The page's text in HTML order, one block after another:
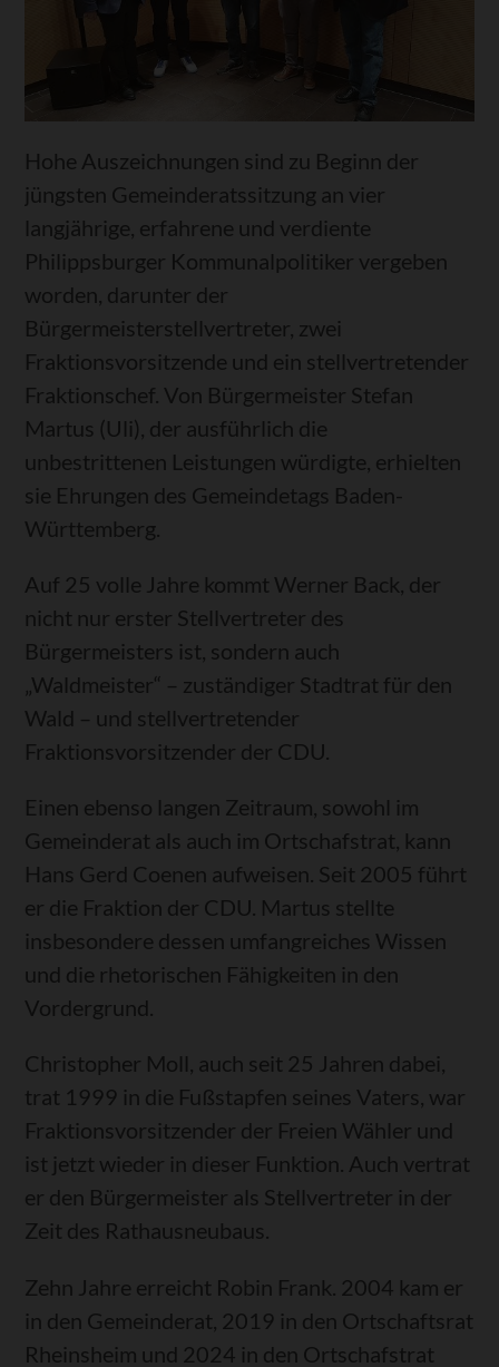
Hohe Auszeichnungen sind zu Beginn der
jüngsten Gemeinderatssitzung an vier
langjährige, erfahrene und verdiente
Philippsburger Kommunalpolitiker vergeben
worden, darunter der
Bürgermeisterstellvertreter, zwei
Fraktionsvorsitzende und ein stellvertretender
Fraktionschef. Von Bürgermeister Stefan
Martus (Uli), der ausführlich die
unbestrittenen Leistungen würdigte, erhielten
sie Ehrungen des Gemeindetags Baden-
Württemberg.
Auf 25 volle Jahre kommt Werner Back, der
nicht nur erster Stellvertreter des
Bürgermeisters ist, sondern auch
„Waldmeister“ – zuständiger Stadtrat für den
Wald – und stellvertretender
Fraktionsvorsitzender der CDU.
Einen ebenso langen Zeitraum, sowohl im
Gemeinderat als auch im Ortschafstrat, kann
Hans Gerd Coenen aufweisen. Seit 2005 führt
er die Fraktion der CDU. Martus stellte
insbesondere dessen umfangreiches Wissen
und die rhetorischen Fähigkeiten in den
Vordergrund.
Christopher Moll, auch seit 25 Jahren dabei,
trat 1999 in die Fußstapfen seines Vaters, war
Fraktionsvorsitzender der Freien Wähler und
ist jetzt wieder in dieser Funktion. Auch vertrat
er den Bürgermeister als Stellvertreter in der
Zeit des Rathausneubaus.
Zehn Jahre erreicht Robin Frank. 2004 kam er
in den Gemeinderat, 2019 in den Ortschaftsrat
Rheinsheim und 2024 in den Ortschafstrat